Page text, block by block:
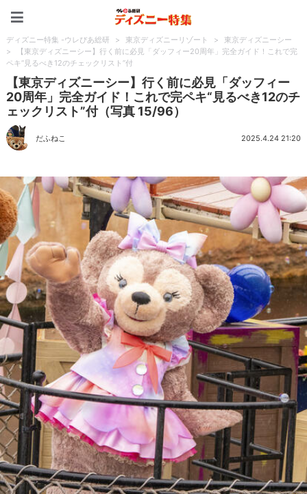
ディズニー特集 -ウレぴあ総研 > 東京ディズニーリゾート >
東京ディズニーシー
>
【東京ディズニーシー】行く前に必見「ダッフィー20周年」完全ガイド！これで完
ペキ“見るべき12のチェックリスト”付
【東京ディズニーシー】行く前に必見「ダッフィー
20周年」完全ガイド！これで完ペキ“見るべき12のチ
ェックリスト”付（写真 15/96）
だふねこ 2025.4.24 21:20